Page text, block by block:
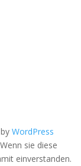
WordPress
sie diese
einverstanden.